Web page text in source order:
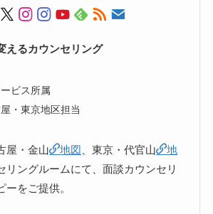
えるカウンセリング
ビス所属
・東京地区担当
屋・金山 地図 、東京・代官山
地
リングルームにて、面談カウンセリ
ーをご提供。